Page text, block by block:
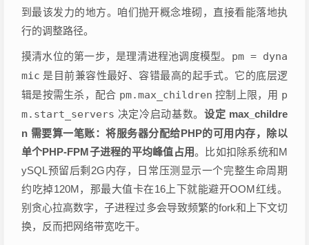
到最该发力的地方。咱们抛开概念堆砌，直接看能落地执
行的调整路径。
摸清水位的第一步，是理清进程池调度模型。 pm = dyna
mic 是目前兼容性最好、容错最高的起手式。它的底层逻
辑是按需生杀，配合 pm.max_children 控制上限，用 p
m.start_servers 决定冷启动基数。 设定 max_childre
n 需要算一笔账：将服务器分配给PHP的可用内存，除以
单个PHP-FPM子进程的平均峰值占用。比如扣除系统和M
ySQL预留后剩2G内存，日常压测显示一个完整生命周期
约吃掉120M，那最大值卡在16上下就能避开OOM红线。
别贪心拉高数字，子进程过多会导致频繁的fork和上下文切
换，反而把网络带宽吃干。